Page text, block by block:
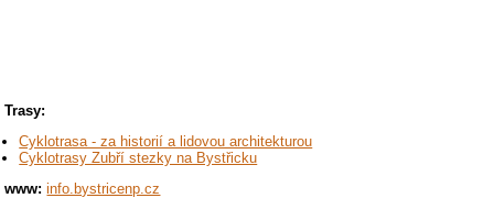
Trasy:
Cyklotrasa - za historií a lidovou architekturou
Cyklotrasy Zubří stezky na Bystřicku
www: info.bystricenp.cz